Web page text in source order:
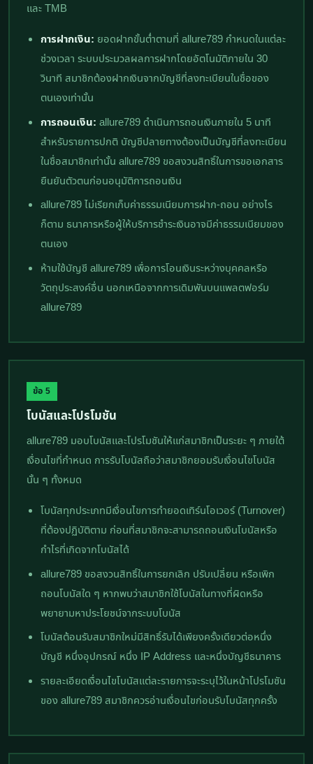
และ TMB
การฝากเงิน: ยอดฝากขั้นต่ำตามที่ allure789 กำหนดในแต่ละ
ช่วงเวลา ระบบประมวลผลการฝากโดยอัตโนมัติภายใน 30
วินาที สมาชิกต้องฝากเงินจากบัญชีที่ลงทะเบียนในชื่อของ
ตนเองเท่านั้น
การถอนเงิน: allure789 ดำเนินการถอนเงินภายใน 5 นาที
สำหรับรายการปกติ บัญชีปลายทางต้องเป็นบัญชีที่ลงทะเบียน
ในชื่อสมาชิกเท่านั้น allure789 ขอสงวนสิทธิ์ในการขอเอกสาร
ยืนยันตัวตนก่อนอนุมัติการถอนเงิน
allure789 ไม่เรียกเก็บค่าธรรมเนียมการฝาก-ถอน อย่างไร
ก็ตาม ธนาคารหรือผู้ให้บริการชำระเงินอาจมีค่าธรรมเนียมของ
ตนเอง
ห้ามใช้บัญชี allure789 เพื่อการโอนเงินระหว่างบุคคลหรือ
วัตถุประสงค์อื่น นอกเหนือจากการเดิมพันบนแพลตฟอร์ม
allure789
ข้อ 5
โบนัสและโปรโมชัน
allure789 มอบโบนัสและโปรโมชันให้แก่สมาชิกเป็นระยะ ๆ ภายใต้
เงื่อนไขที่กำหนด การรับโบนัสถือว่าสมาชิกยอมรับเงื่อนไขโบนัส
นั้น ๆ ทั้งหมด
โบนัสทุกประเภทมีเงื่อนไขการทำยอดเทิร์นโอเวอร์ (Turnover)
ที่ต้องปฏิบัติตาม ก่อนที่สมาชิกจะสามารถถอนเงินโบนัสหรือ
กำไรที่เกิดจากโบนัสได้
allure789 ขอสงวนสิทธิ์ในการยกเลิก ปรับเปลี่ยน หรือเพิก
ถอนโบนัสใด ๆ หากพบว่าสมาชิกใช้โบนัสในทางที่ผิดหรือ
พยายามหาประโยชน์จากระบบโบนัส
โบนัสต้อนรับสมาชิกใหม่มีสิทธิ์รับได้เพียงครั้งเดียวต่อหนึ่ง
บัญชี หนึ่งอุปกรณ์ หนึ่ง IP Address และหนึ่งบัญชีธนาคาร
รายละเอียดเงื่อนไขโบนัสแต่ละรายการจะระบุไว้ในหน้าโปรโมชัน
ของ allure789 สมาชิกควรอ่านเงื่อนไขก่อนรับโบนัสทุกครั้ง